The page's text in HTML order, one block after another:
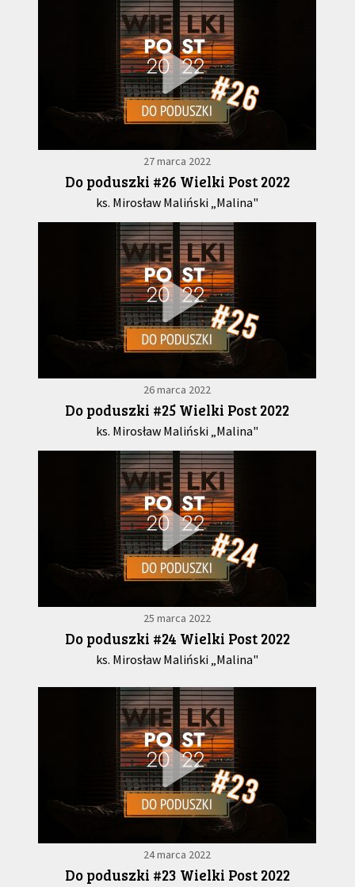
27 marca 2022
Do poduszki #26 Wielki Post 2022
ks. Mirosław Maliński „Malina"
26 marca 2022
Do poduszki #25 Wielki Post 2022
ks. Mirosław Maliński „Malina"
25 marca 2022
Do poduszki #24 Wielki Post 2022
ks. Mirosław Maliński „Malina"
24 marca 2022
Do poduszki #23 Wielki Post 2022